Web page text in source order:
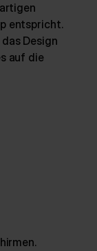
entspricht.
Design
auf die